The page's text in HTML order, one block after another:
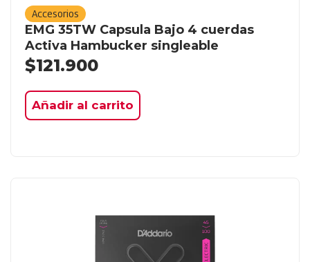
Accesorios
EMG 35TW Capsula Bajo 4 cuerdas
Activa Hambucker singleable
$121.900
Añadir al carrito